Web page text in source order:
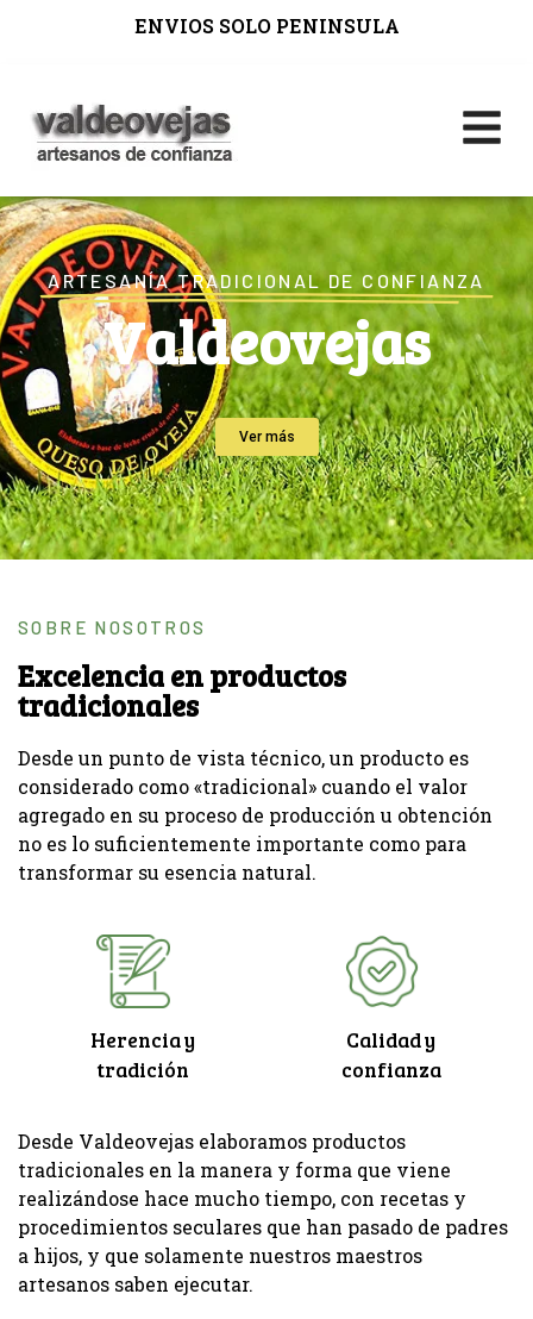
ENVIOS SOLO PENINSULA
ARTESANÍA TRADICIONAL DE CONFIANZA
Valdeovejas
Ver más
SOBRE NOSOTROS
Excelencia en productos
tradicionales
Desde un punto de vista técnico, un producto es
considerado como «tradicional» cuando el valor
agregado en su proceso de producción u obtención
no es lo suficientemente importante como para
transformar su esencia natural.
Herencia y
tradición
Calidad y
confianza
Desde Valdeovejas elaboramos productos
tradicionales en la manera y forma que viene
realizándose hace mucho tiempo, con recetas y
procedimientos seculares que han pasado de padres
a hijos, y que solamente nuestros maestros
artesanos saben ejecutar.